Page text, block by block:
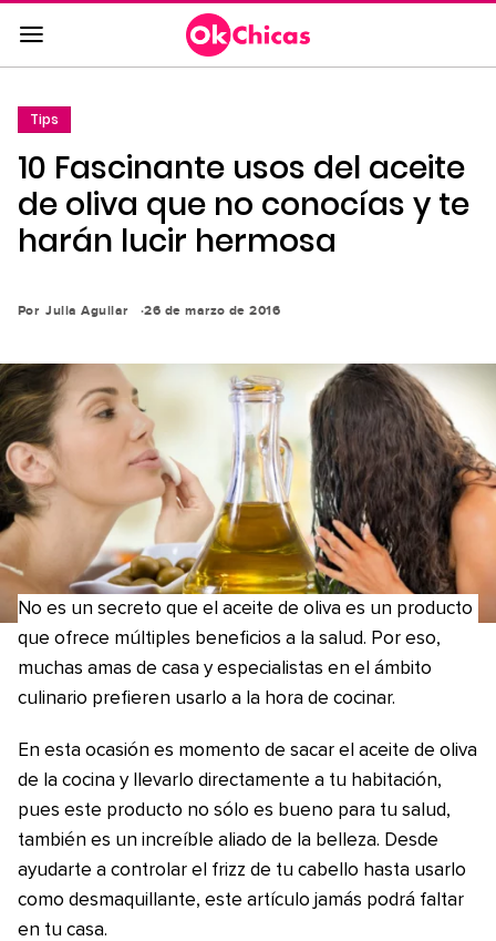
Saltar
al
contenido
la
navegación
principal
Tips
10 Fascinante usos del aceite
de oliva que no conocías y te
harán lucir hermosa
Por Julia Aguilar 26 de marzo de 2016
No es un secreto que el aceite de oliva es un producto
que ofrece múltiples beneficios a la salud. Por eso,
muchas amas de casa y especialistas en el ámbito
culinario prefieren usarlo a la hora de cocinar.
En esta ocasión es momento de sacar el aceite de oliva
de la cocina y llevarlo directamente a tu habitación,
pues este producto no sólo es bueno para tu salud,
también es un increíble aliado de la belleza. Desde
ayudarte a controlar el frizz de tu cabello hasta usarlo
como desmaquillante, este artículo jamás podrá faltar
en tu casa.